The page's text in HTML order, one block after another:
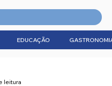
EDUCAÇÃO
leitura